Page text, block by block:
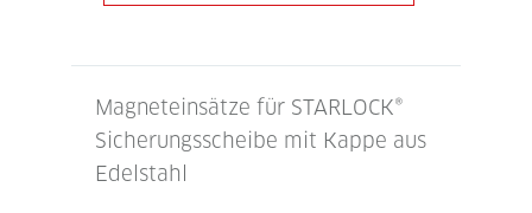
Magneteinsätze für STARLOCK®
Sicherungsscheibe mit Kappe aus
Edelstahl